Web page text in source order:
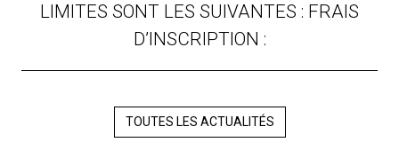
LIMITES SONT LES SUIVANTES : FRAIS
D’INSCRIPTION :
TOUTES LES ACTUALITÉS